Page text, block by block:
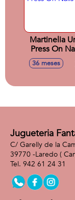
Martinelia
Press On
Pcs
36 meses
Jugueteria
C/ Garelly de la
39770 -Laredo (
942 61 24 31